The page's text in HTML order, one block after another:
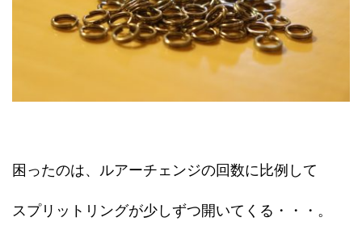
困ったのは、ルアーチェンジの回数に比例して
スプリットリングが少しずつ開いてくる・・・。